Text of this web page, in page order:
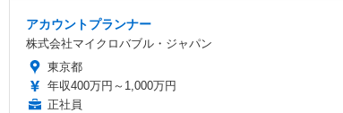
アカウントプランナー
株式会社マイクロバブル・ジャパン
東京都
年収400万円～1,000万円
正社員